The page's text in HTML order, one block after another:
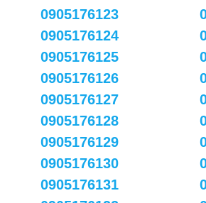
0905176123
0905176124
0905176125
0905176126
0905176127
0905176128
0905176129
0905176130
0905176131